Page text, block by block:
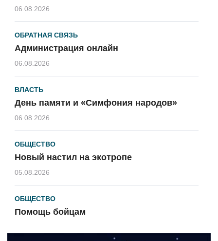
06.08.2026
ОБРАТНАЯ СВЯЗЬ
Администрация онлайн
06.08.2026
ВЛАСТЬ
День памяти и «Симфония народов»
06.08.2026
ОБЩЕСТВО
Новый настил на экотропе
05.08.2026
ОБЩЕСТВО
Помощь бойцам